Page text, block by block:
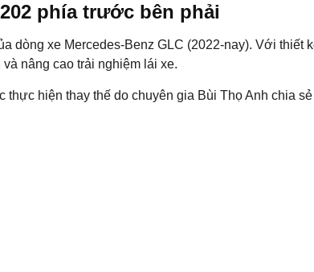
phía trước bên phải
dòng xe Mercedes-Benz GLC (2022-nay). Với thiết
nâng cao trải nghiệm lái xe.
hiện thay thế do chuyên gia Bùi Thọ Anh chia